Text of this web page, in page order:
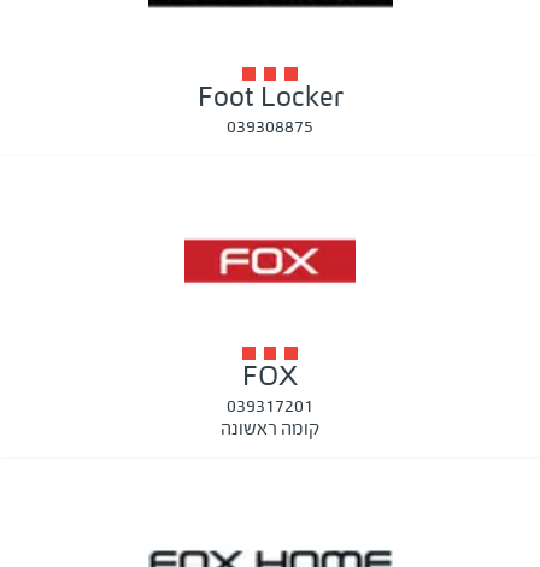
Foot Locker
039308875
FOX
039317201
קומה ראשונה